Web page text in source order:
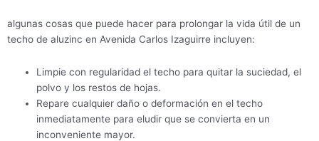
algunas cosas que puede hacer para prolongar la vida útil de un
techo de aluzinc en Avenida Carlos Izaguirre incluyen:
Limpie con regularidad el techo para quitar la suciedad, el
polvo y los restos de hojas.
Repare cualquier daño o deformación en el techo
inmediatamente para eludir que se convierta en un
inconveniente mayor.